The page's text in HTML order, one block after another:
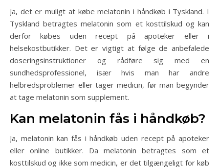
Ja, det er muligt at købe melatonin i håndkøb i Tyskland. I
Tyskland betragtes melatonin som et kosttilskud og kan
derfor købes uden recept på apoteker eller i
helsekostbutikker. Det er vigtigt at følge de anbefalede
doseringsinstruktioner og rådføre sig med en
sundhedsprofessionel, især hvis man har andre
helbredsproblemer eller tager medicin, før man begynder
at tage melatonin som supplement.
Kan melatonin fås i håndkøb?
Ja, melatonin kan fås i håndkøb uden recept på apoteker
eller online butikker. Da melatonin betragtes som et
kosttilskud og ikke som medicin, er det tilgængeligt for køb